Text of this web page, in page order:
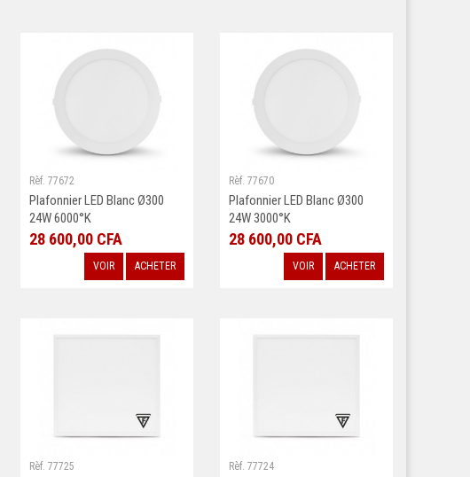
Rèf. 77672
Plafonnier LED Blanc Ø300
24W 6000°K
28 600,00 CFA
VOIR ACHETER
Rèf. 77670
Plafonnier LED Blanc Ø300
24W 3000°K
28 600,00 CFA
VOIR ACHETER
Rèf. 77725 Rèf. 77724